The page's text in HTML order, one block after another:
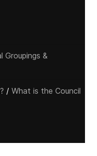
Groupings &
/ What is the Council